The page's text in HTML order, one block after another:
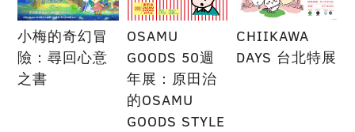
小梅的奇幻冒
險：尋回心意
之書
OSAMU
GOODS 50週
年展：原田治
的OSAMU
GOODS STYLE
CHIIKAWA
DAYS 台北特展